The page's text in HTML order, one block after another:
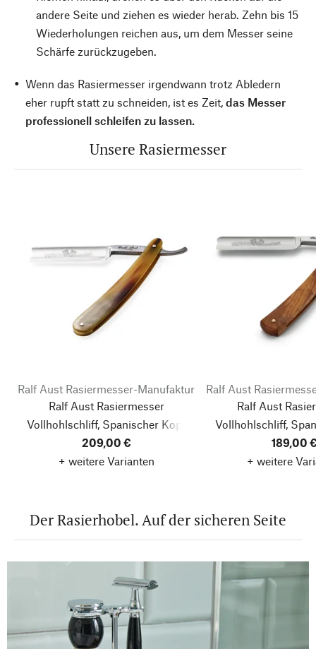
andere Seite und ziehen es wieder herab. Zehn bis 15
Wiederholungen reichen aus, um dem Messer seine
Schärfe zurückzugeben.
Wenn das Rasiermesser irgendwann trotz Abledern
eher rupft statt zu schneiden, ist es Zeit, das Messer
professionell schleifen zu lassen.
Unsere Rasiermesser
Ralf Aust Rasiermesser-Manufaktur
Ralf Aust Rasiermesser
Vollhohlschliff, Spanischer Kopf
209,00 €
+ weitere Varianten
Ralf Aust
Ralf Aust
Vollhohlschliff,
189,00
+ weitere
Der Rasierhobel. Auf der sicheren Seite